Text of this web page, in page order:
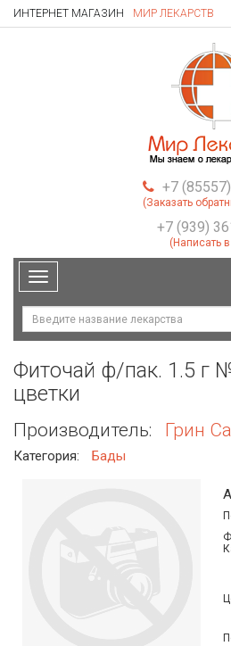
ИНТЕРНЕТ МАГАЗИН МИР ЛЕКАРСТВ
+7
(Заказать
+7 (939)
(Написать
Toggle
navigation
Фиточай ф/пак. 1.5 г
цветки
Производитель: Грин
Категория: Бады